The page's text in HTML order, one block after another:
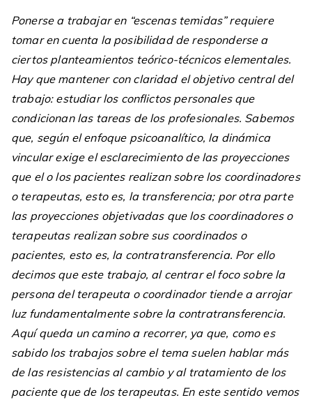
Ponerse a trabajar en “escenas temidas” requiere
tomar en cuenta la posibilidad de responderse a
ciertos planteamientos teórico-técnicos elementales.
Hay que mantener con claridad el objetivo central del
trabajo: estudiar los conflictos personales que
condicionan las tareas de los profesionales. Sabemos
que, según el enfoque psicoanalítico, la dinámica
vincular exige el esclarecimiento de las proyecciones
que el o los pacientes realizan sobre los coordinadores
o terapeutas, esto es, la transferencia; por otra parte
las proyecciones objetivadas que los coordinadores o
terapeutas realizan sobre sus coordinados o
pacientes, esto es, la contratransferencia. Por ello
decimos que este trabajo, al centrar el foco sobre la
persona del terapeuta o coordinador tiende a arrojar
luz fundamentalmente sobre la contratransferencia.
Aquí queda un camino a recorrer, ya que, como es
sabido los trabajos sobre el tema suelen hablar más
de las resistencias al cambio y al tratamiento de los
paciente que de los terapeutas. En este sentido vemos